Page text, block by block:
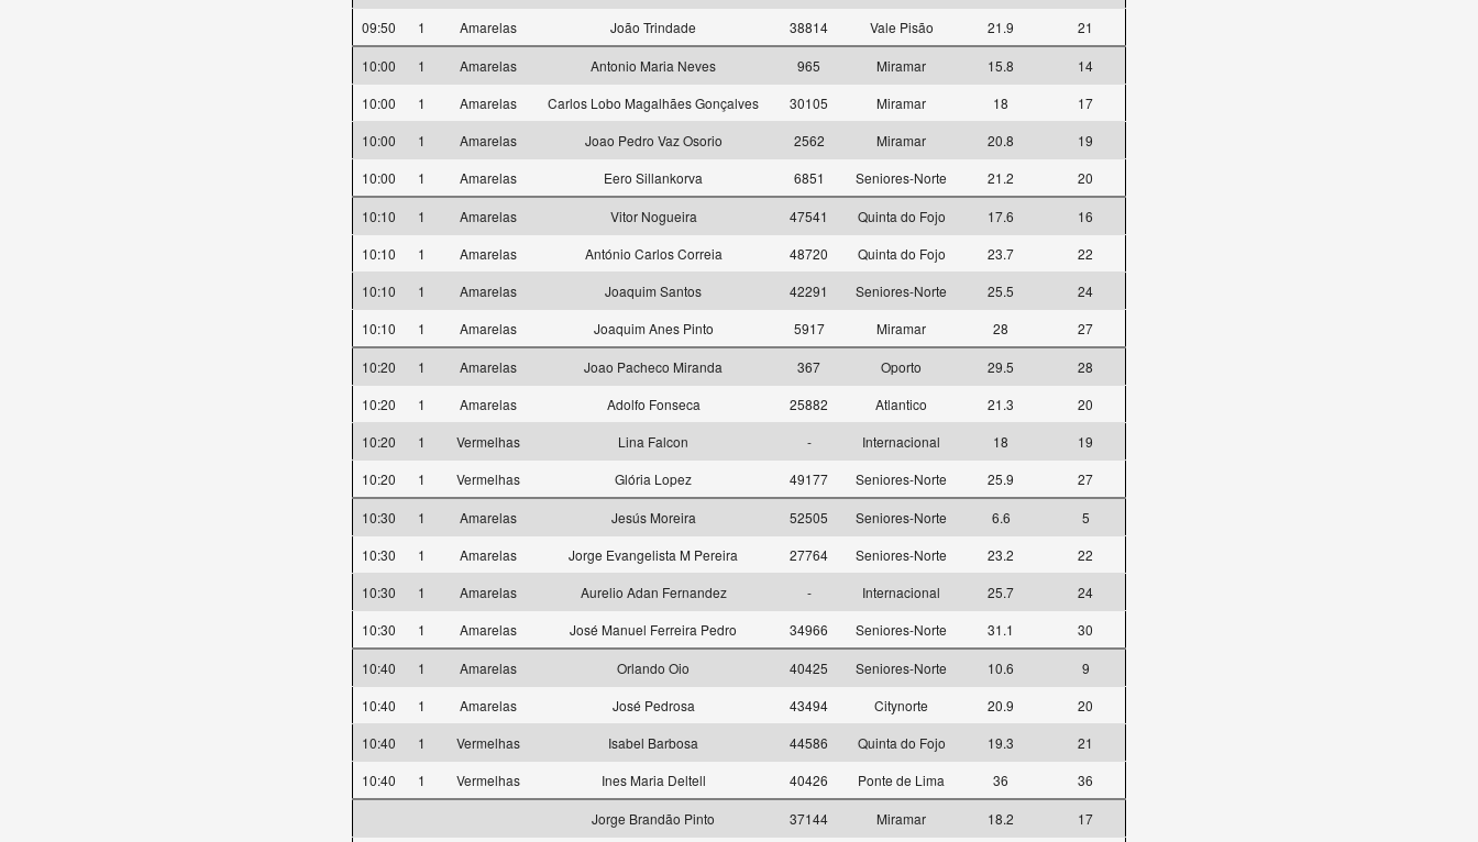
09:50
1 Amarelas João Trindade 38814 Vale Pisão 21.9 21
10:00 1 Amarelas Antonio Maria Neves 965 Miramar 15.8
14
10:00
1 Amarelas Carlos Lobo Magalhães Gonçalves 30105 Miramar 18
17
10:00
1 Amarelas Joao Pedro Vaz Osorio 2562 Miramar 20.8
19
10:00
1 Amarelas Eero Sillankorva 6851 Seniores-Norte 21.2 20
10:10 1 Amarelas Vitor Nogueira 47541 Quinta do Fojo 17.6
16
10:10
1 Amarelas António Carlos Correia 48720 Quinta do Fojo 23.7
22
10:10
1 Amarelas Joaquim Santos 42291 Seniores-Norte 25.5
24
10:10
1 Amarelas Joaquim Anes Pinto 5917 Miramar 28 27
10:20 1 Amarelas Joao Pacheco Miranda 367 Oporto 29.5
28
10:20
1 Amarelas Adolfo Fonseca 25882 Atlantico 21.3
20
10:20
1 Vermelhas Lina Falcon - Internacional 18
19
10:20
1 Vermelhas Glória Lopez 49177 Seniores-Norte 25.9 27
10:30 1 Amarelas Jesús Moreira 52505 Seniores-Norte 6.6
5
10:30
1 Amarelas Jorge Evangelista M Pereira 27764 Seniores-Norte 23.2
22
10:30
1 Amarelas Aurelio Adan Fernandez - Internacional 25.7
24
10:30
1 Amarelas José Manuel Ferreira Pedro 34966 Seniores-Norte 31.1 30
10:40 1 Amarelas Orlando Oio 40425 Seniores-Norte 10.6
9
10:40
1 Amarelas José Pedrosa 43494 Citynorte 20.9
20
10:40
1 Vermelhas Isabel Barbosa 44586 Quinta do Fojo 19.3
21
10:40
1 Vermelhas Ines Maria Deltell 40426 Ponte de Lima 36 36
Jorge Brandão Pinto 37144 Miramar 18.2 17